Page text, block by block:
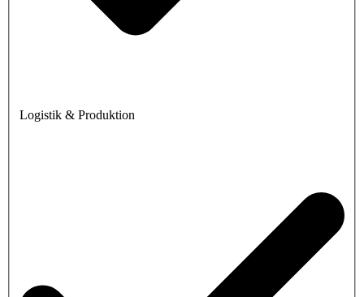
Logistik & Produktion